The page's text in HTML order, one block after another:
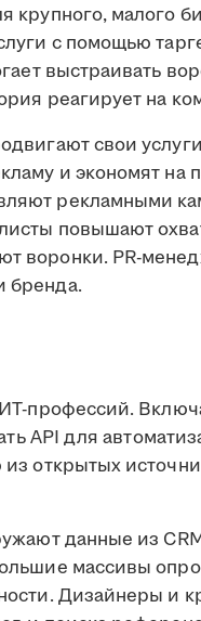
малого
с помощью
выстраивать
реагирует на
свои услуги
и экономят на
рекламными
повышают
воронки. PR-
бренда.
профессий.
API для
открытых
данные из
массивы
Дизайнеры и